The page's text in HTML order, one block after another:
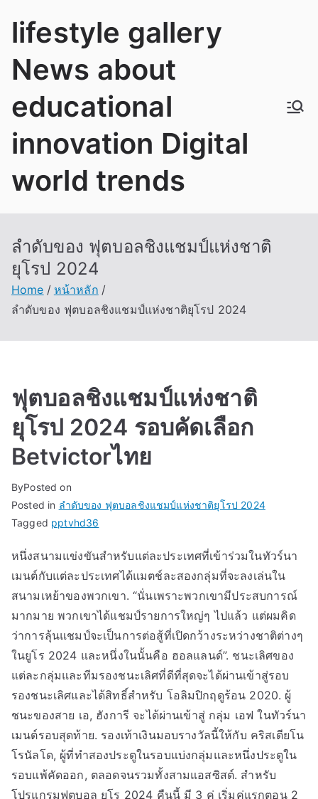
lifestyle gallery
News about
educational
innovation Digital
world trends
ลำดับของ ฟุตบอลชิงแชมป์แห่งชาติ
ยุโรป 2024
Home
หน้าหลัก
ลำดับของ ฟุตบอลชิงแชมป์แห่งชาติยุโรป 2024
ฟุตบอลชิงแชมป์แห่งชาติ
ยุโรป 2024 รอบคัดเลือก
Betvictorไทย
ByPosted on
Posted in ลำดับของ ฟุตบอลชิงแชมป์แห่งชาติยุโรป 2024
Tagged pptvhd36
หนึ่งสนามแข่งขันสำหรับแต่ละประเทศที่เข้าร่วมในทัวร์นา
เมนต์กับแต่ละประเทศได้แมตช์ละสองกลุ่มที่จะลงเล่นใน
สนามเหย้าของพวกเขา. “นั่นเพราะพวกเขามีประสบการณ์
มากมาย พวกเขาได้แชมป์รายการใหญ่ๆ ไปแล้ว แต่ผมคิด
ว่าการลุ้นแชมป์จะเป็นการต่อสู้ที่เปิดกว้างระหว่างชาติต่างๆ
ในยูโร 2024 และหนึ่งในนั้นคือ ฮอลแลนด์”. ชนะเลิศของ
แต่ละกลุ่มและทีมรองชนะเลิศที่ดีที่สุดจะได้ผ่านเข้าสู่รอบ
รองชนะเลิศและได้สิทธิ์สำหรับ โอลิมปิกฤดูร้อน 2020. ผู้
ชนะของสาย เอ, ฮังการี จะได้ผ่านเข้าสู่ กลุ่ม เอฟ ในทัวร์นา
เมนต์รอบสุดท้าย. รองเท้าเงินมอบรางวัลนี้ให้กับ คริสเตียโน
โรนัลโด, ผู้ที่ทำสองประตูในรอบแบ่งกลุ่มและหนึ่งประตูใน
รอบแพ้คัดออก, ตลอดจนรวมทั้งสามแอสซิสต์. สำหรับ
โปรแกรมฟุตบอล ยูโร 2024 คืนนี้ มี 3 คู่ เริ่มคู่แรกตอน 2